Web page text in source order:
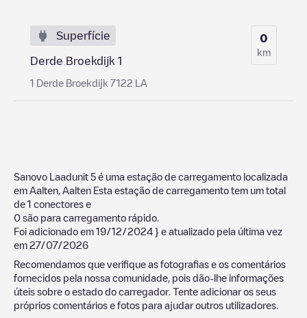
Superfície
Derde Broekdijk 1
1 Derde Broekdijk 7122 LA
0
km
Sanovo Laadunit 5 é uma estação de carregamento localizada
em Aalten Aalten Esta estação de carregamento tem um total
de 1 conectores e
0 são para carregamento rápido.
Foi adicionado em 19/12/2024 } e atualizado pela última vez
em 27/07/2026
Recomendamos que verifique as fotografias e os comentários
fornecidos pela nossa comunidade, pois dão-lhe informações
úteis sobre o estado do carregador. Tente adicionar os seus
próprios comentários e fotos para ajudar outros utilizadores.